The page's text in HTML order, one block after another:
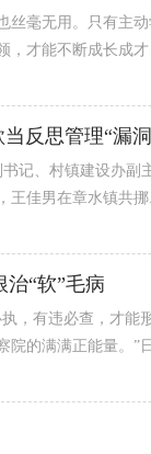
丝毫无用。只有主
，才能不断成长成
反思管理“漏
记、村镇建设办副
王佳男在章水镇共挪
治“软”毛病
，有违必查，才能
院的满满正能量。”